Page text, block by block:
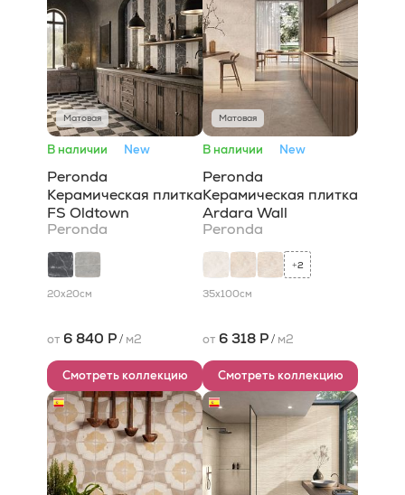
Матовая
В наличии New
Peronda
Керамическая плитка
FS Oldtown
Peronda
20x20см
от 6 840 Р/ м2
Смотреть коллекцию
Матовая
В наличии New
Peronda
Керамическая плитка
Ardara Wall
Peronda
+2
35x100см
от 6 318 Р/ м2
Смотреть коллекцию